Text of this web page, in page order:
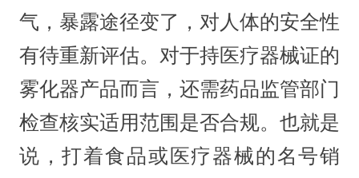
气，暴露途径变了，对人体的安全性
有待重新评估。对于持医疗器械证的
雾化器产品而言，还需药品监管部门
检查核实适用范围是否合规。也就是
说，打着食品或医疗器械的名号销